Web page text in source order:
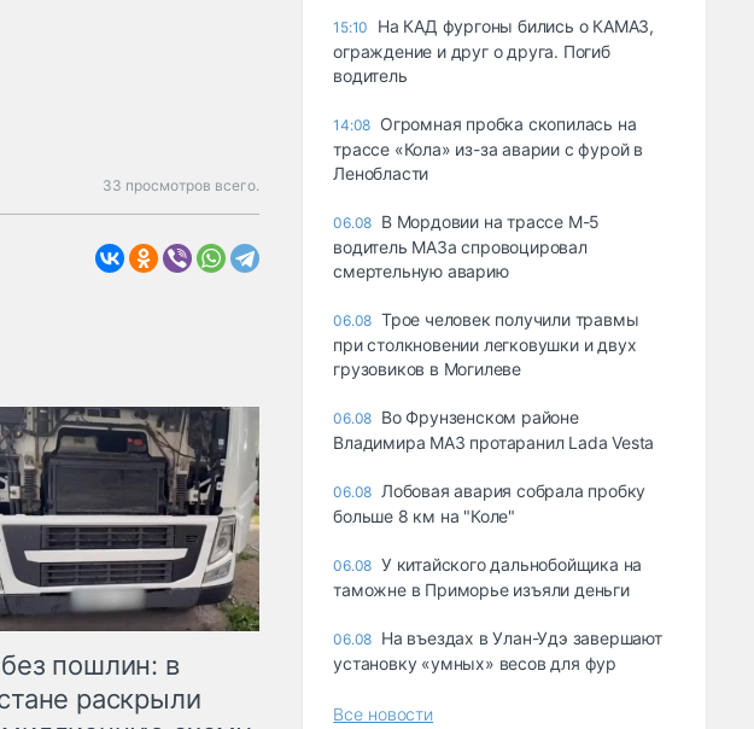
33 просмотров всего.
пошлин: в
раскрыли
15:10
На КАД фургоны бились о КАМАЗ,
ограждение и друг о друга. Погиб
водитель
14:08 Огромная пробка скопилась на
трассе «Кола» из-за аварии с фурой в
Ленобласти
06.08 В Мордовии на трассе М-5
водитель МАЗа спровоцировал
смертельную аварию
06.08 Трое человек получили травмы
при столкновении легковушки и двух
грузовиков в Могилеве
06.08 Во Фрунзенском районе
Владимира МАЗ протаранил Lada Vesta
06.08 Лобовая авария собрала пробку
больше 8 км на "Коле"
06.08 У китайского дальнобойщика на
таможне в Приморье изъяли деньги
06.08 Ha въeздax в Улaн-Удэ зaвepшaют
ycтaнoвкy «yмныx» вecoв для фyp
Все новости